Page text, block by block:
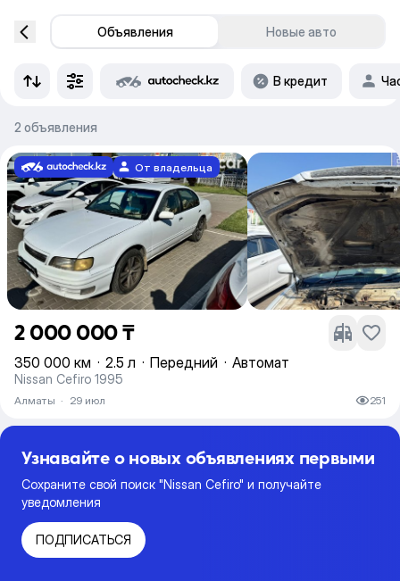
Объявления Новые авто
В кредит
2 объявления
От владельца
2 000 000 ₸
350 000 км · 2.5 л · Передний · Автомат
Nissan Cefiro 1995
Алматы · 29 июл 251
Узнавайте о новых объявлениях первыми
Сохраните свой поиск "Nissan Cefiro" и получайте
уведомления
ПОДПИСАТЬСЯ